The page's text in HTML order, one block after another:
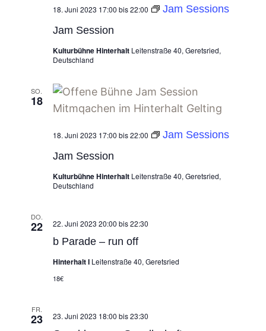
Jam Session
18. Juni 2023 17:00 bis22:00 Jam Sessions
Kulturbühne Hinterhalt Leitenstraße 40, Geretsried,
Deutschland
SO.
18
Jam Session
18. Juni 2023 17:00 bis22:00 Jam Sessions
Kulturbühne Hinterhalt Leitenstraße 40, Geretsried,
Deutschland
DO.
22
b Parade – run off
22. Juni 2023 20:00 bis22:30
Hinterhalt I Leitenstraße 40, Geretsried
18€
FR.
23 23. Juni 2023 18:00 bis23:30